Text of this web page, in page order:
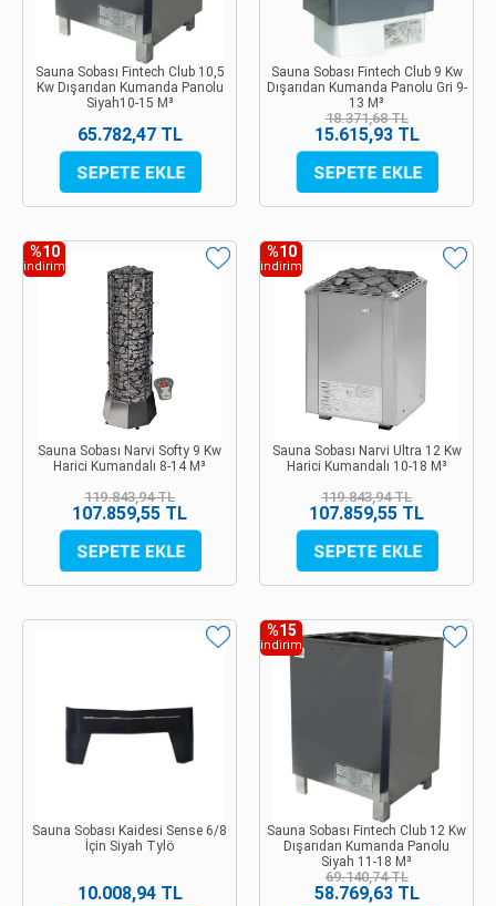
Sauna Sobası Fintech Club 10,5
Kw Dışarıdan Kumanda Panolu
Siyah10-15 M³
65.782,47 TL
Sauna Sobası Fintech Club 9 Kw
Dışarıdan Kumanda Panolu Gri 9-
13 M³
18.371,68 TL
15.615,93 TL
%10
indirim
Sauna Sobası Narvi Softy 9 Kw
Harici Kumandalı 8-14 M³
119.843,94 TL
107.859,55 TL
%10
indirim
Sauna Sobası Narvi Ultra 12 Kw
Harici Kumandalı 10-18 M³
119.843,94 TL
107.859,55 TL
Sauna Sobası Kaidesi Sense 6/8
İçin Siyah Tylö
10.008,94 TL
%15
indirim
Sauna Sobası Fintech Club 12 Kw
Dışarıdan Kumanda Panolu
Siyah 11-18 M³
69.140,74 TL
58.769,63 TL